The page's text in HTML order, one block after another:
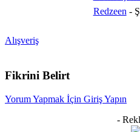
Alışveriş
Redzeen -
Fikrini Belirt
Yorum Yapmak İçin Giriş Yapın
-